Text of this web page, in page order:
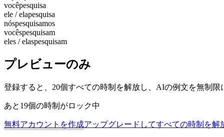
vocêpesquisa
ele / elapesquisa
nóspesquisamos
vocêspesquisam
eles / elaspesquisam
プレビューのみ
登録すると、20個すべての時制を解放し、AIの例文を無制
あと19個の時制がロック中
無料アカウントを作成アップグレードしてすべての時制を解